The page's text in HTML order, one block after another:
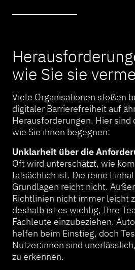
wie Sie sie
Viele Organisationen stoßen
digitaler Barrierefreiheit auf
Herausforderungen. Hier sind
wie Sie ihnen begegnen:
Unklarheit über die
Oft wird unterschätzt, wie
tatsächlich ist. Die reine
Grundlagen reicht nicht.
Richtlinien nicht immer leicht
deshalb ist es wichtig, Ihre
Fachleute einzubeziehen.
helfen beim Einstieg, doch
Nutzer:innen sind
zu erkennen.